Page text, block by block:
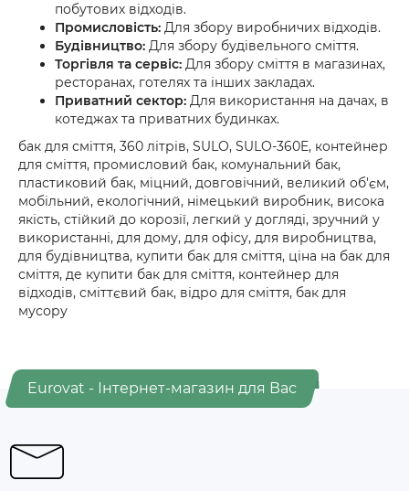
побутових відходів.
Промисловість: Для збору виробничих відходів.
Будівництво: Для збору будівельного сміття.
Торгівля та сервіс: Для збору сміття в магазинах,
ресторанах, готелях та інших закладах.
Приватний сектор: Для використання на дачах, в
котеджах та приватних будинках.
бак для сміття, 360 літрів, SULO, SULO-360E, контейнер
для сміття, промисловий бак, комунальний бак,
пластиковий бак, міцний, довговічний, великий об'єм,
мобільний, екологічний, німецький виробник, висока
якість, стійкий до корозії, легкий у догляді, зручний у
використанні, для дому, для офісу, для виробництва,
для будівництва, купити бак для сміття, ціна на бак для
сміття, де купити бак для сміття, контейнер для
відходів, сміттєвий бак, відро для сміття, бак для
мусору
Eurovat - Інтернет-магазин для Вас